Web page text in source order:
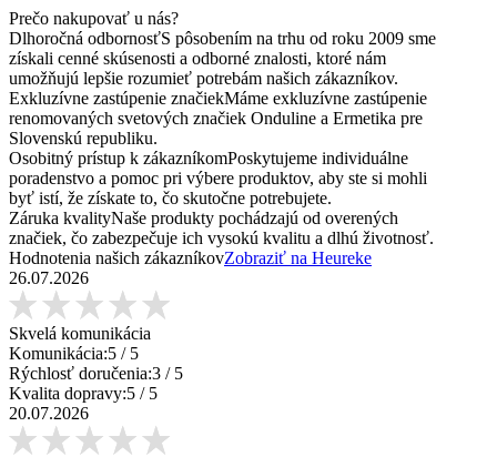
Prečo nakupovať u nás?
Dlhoročná odbornosťS pôsobením na trhu od roku 2009 sme
získali cenné skúsenosti a odborné znalosti, ktoré nám
umožňujú lepšie rozumieť potrebám našich zákazníkov.
Exkluzívne zastúpenie značiekMáme exkluzívne zastúpenie
renomovaných svetových značiek Onduline a Ermetika pre
Slovenskú republiku.
Osobitný prístup k zákazníkomPoskytujeme individuálne
poradenstvo a pomoc pri výbere produktov, aby ste si mohli
byť istí, že získate to, čo skutočne potrebujete.
Záruka kvalityNaše produkty pochádzajú od overených
značiek, čo zabezpečuje ich vysokú kvalitu a dlhú životnosť.
Hodnotenia našich zákazníkovZobraziť na Heureke
26.07.2026
Skvelá komunikácia
Komunikácia:5 / 5
Rýchlosť doručenia:3 / 5
Kvalita dopravy:5 / 5
20.07.2026